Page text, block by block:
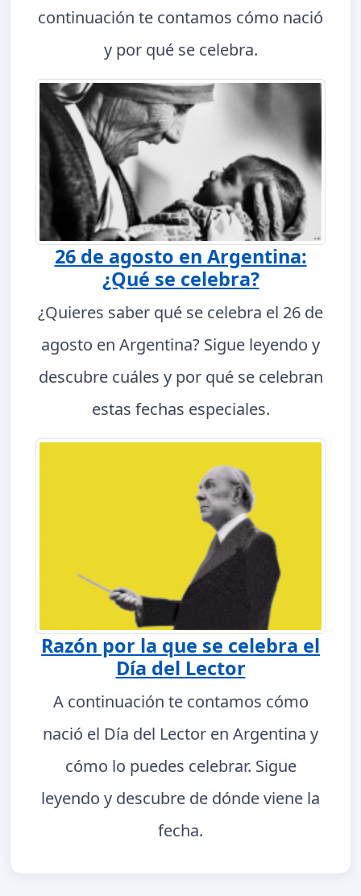
continuación te contamos cómo nació
y por qué se celebra.
26 de agosto en Argentina:
¿Qué se celebra?
¿Quieres saber qué se celebra el 26 de
agosto en Argentina? Sigue leyendo y
descubre cuáles y por qué se celebran
estas fechas especiales.
Razón por la que se celebra el
Día del Lector
A continuación te contamos cómo
nació el Día del Lector en Argentina y
cómo lo puedes celebrar. Sigue
leyendo y descubre de dónde viene la
fecha.